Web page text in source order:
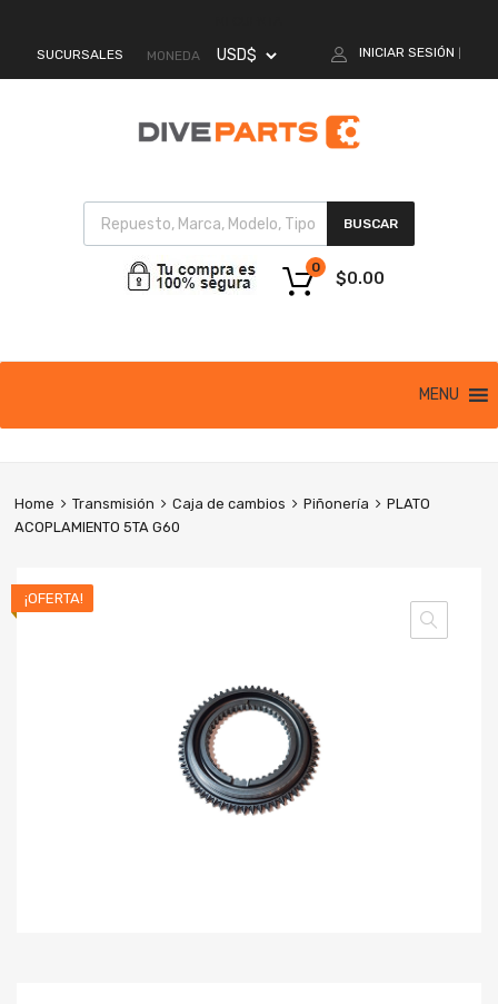
SUCURSALES MONEDA INICIAR SESIÓN
BUSCAR
$0.00
0
MENU
Home Transmisión Caja de cambios Piñonería
PLATO
ACOPLAMIENTO 5TA G60
¡OFERTA!